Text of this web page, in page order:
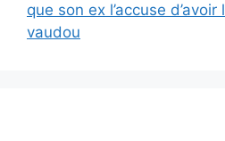
que son ex l’accuse
vaudou